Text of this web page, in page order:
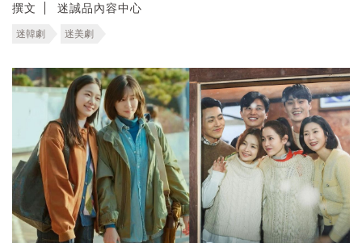
撰文 迷誠品內容中心
迷韓劇 迷美劇